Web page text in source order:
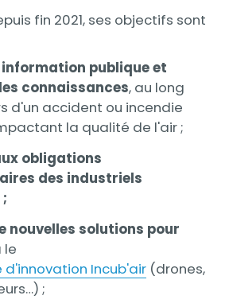
fin 2021, ses objectifs sont
information publique et
connaissances, au long
d'un accident ou incendie
la qualité de l'air ;
obligations
des industriels
nouvelles solutions pour
le
Incub'air(drones,
;